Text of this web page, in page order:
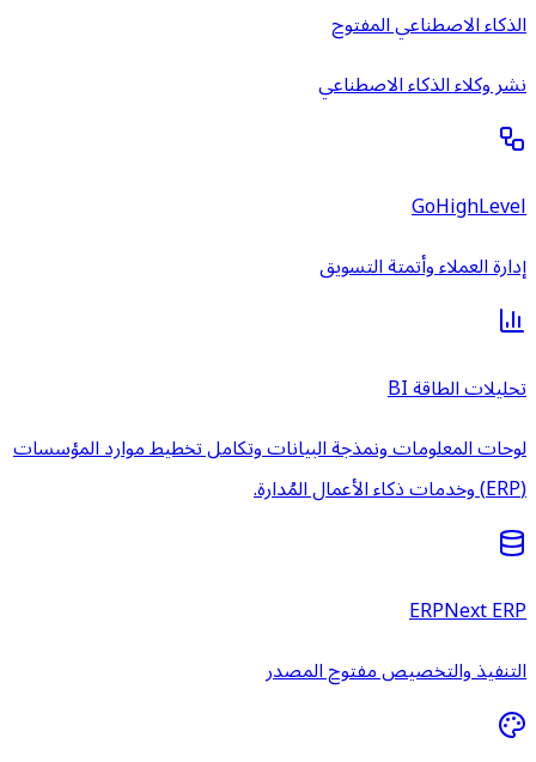
الذكاء الاصطناعي المفتوح
نشر وكلاء الذكاء الاصطناعي
GoHighLevel
إدارة العملاء وأتمتة التسويق
تحليلات الطاقة BI
لوحات المعلومات ونمذجة البيانات وتكامل تخطيط موارد المؤسسات
(ERP) وخدمات ذكاء الأعمال المُدارة.
ERPNext ERP
التنفيذ والتخصيص مفتوح المصدر